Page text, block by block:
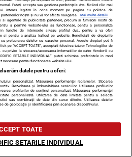
pe internet. Cum să te ferești
aplică „Metoda OLX”
unei escrocherii! Designerul a
Puteți accepta sau gestiona preferințele dvs. făcând clic mai
interes legitim în orice moment pe pagina cu politica de
noștri și nu vă vor afecta navigarea.
Mai multe detalii
agentiile de publicitate partenere, precum si furnizorii nostri de
a permite website-ului sa functioneze, pentru a personaliza
functie de interesele si/sau profilul dvs., pentru a va oferi
si pentru a analiza traficul pe website. Beneficiati de drepturile
prelucrarea datelor cu caracter personal. Aceste drepturi pot fi
pe “ACCEPT TOATE”, acceptati folosirea tuturor Tehnologiilor de
privire la stocarea/accesarea informatiilor de catre Vendor-ii cu
SETARILE INDIVIDUAL” puteti schimba preferintele in mod
pentru functionarea website-ului.
datele pentru a oferi:
personalizat. Măsurarea performanței reclamelor. Stocarea
Dezvoltarea și îmbunătățirea serviciilor. Utilizarea profilurilor
profilurilor de conținut personalizat. Măsurarea performanței
personalizată. Utilizarea de date limitate pentru a selecta
sau combinații de date din surse diferite. Utilizarea datelor
de geolocație și identificarea prin scanarea dispozitivului.
TOATE
SETARILE INDIVIDUAL